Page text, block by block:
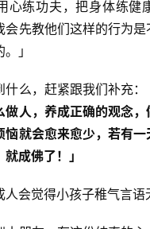
心练功夫，把身体练健
会先教他们这样的行为
」
么，赶紧跟我们补充：
做人，养成正确的观念
恼就会愈来愈少，若有
成佛了！」
会觉得小孩子稚气言语